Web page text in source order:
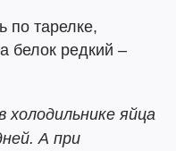
по тарелке,
белок редкий –
холодильнике яйца
А при